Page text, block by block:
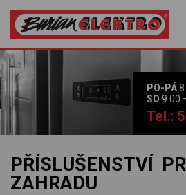
PO-PÁ
SO 9:00
Tel.:
PŘÍSLUŠENSTVÍ
ZAHRADU